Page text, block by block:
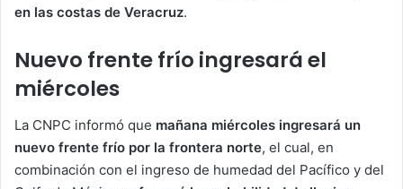
en las costas de Veracruz.
Nuevo frente frío ingresará el
miércoles
La CNPC informó que mañana miércoles ingresará un
nuevo frente frío por la frontera norte, el cual, en
combinación con el ingreso de humedad del Pacífico y del